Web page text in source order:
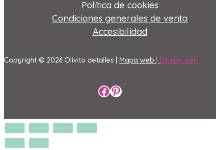
Política de cookies
Condiciones generales de venta
Accesibilidad
Copyright © 2026 Olivito detalles | Mapa web | Diseño web
Perfil de Facebook
Perfil de Pinterest